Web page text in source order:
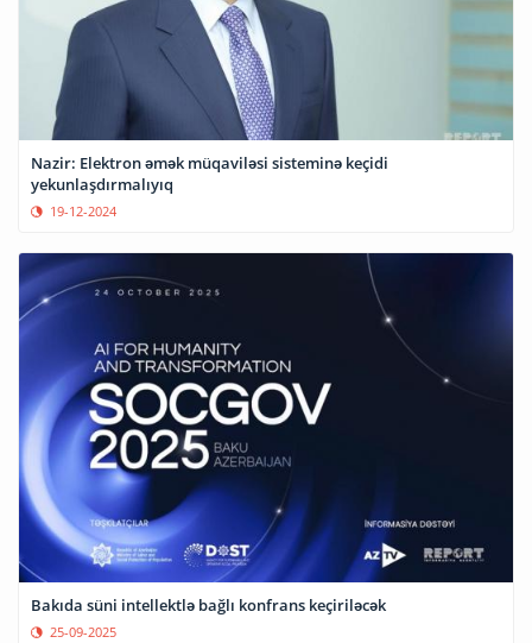
Nazir: Elektron əmək müqaviləsi sisteminə keçidi
yekunlaşdırmalıyıq
19-12-2024
Bakıda süni intellektlə bağlı konfrans keçiriləcək
25-09-2025